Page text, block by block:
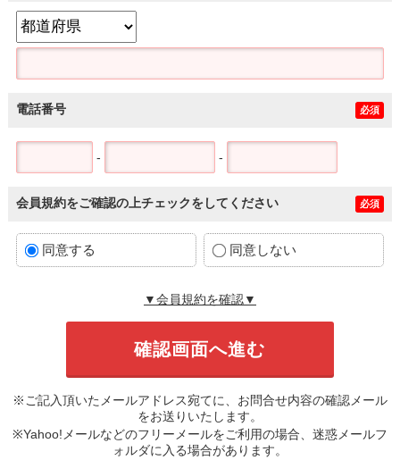
電話番号 必須
- -
会員規約をご確認の上チェックをしてください 必須
同意する 同意しない
▼会員規約を確認▼
※ご記入頂いたメールアドレス宛てに、お問合せ内容の確認メール
をお送りいたします。
※Yahoo!メールなどのフリーメールをご利用の場合、迷惑メールフ
ォルダに入る場合があります。